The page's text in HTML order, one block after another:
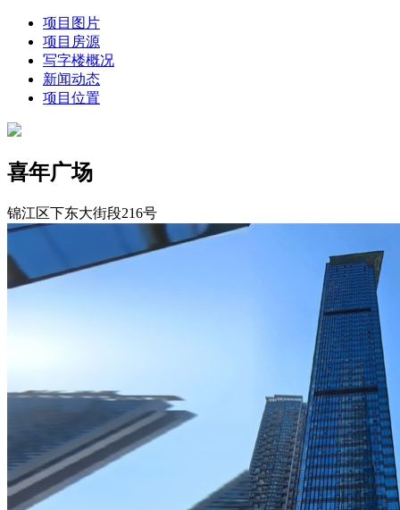
项目图片
项目房源
写字楼概况
新闻动态
项目位置
喜年广场
锦江区下东大街段216号